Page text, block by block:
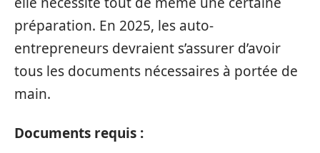
préparation. En 2025, les auto-
entrepreneurs devraient s’assurer d’avoir
tous les documents nécessaires à portée de
main.
Documents requis :